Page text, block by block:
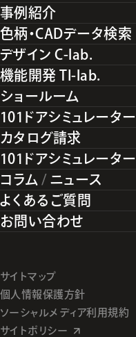
事例紹介
色柄・CADデータ検索
デザイン C-lab.
機能開発 TI-lab.
ショールーム
101ドアシミュレーター
カタログ請求
101ドアシミュレーター
コラム / ニュース
よくあるご質問
お問い合わせ
サイトマップ
個人情報保護方針
ソーシャルメディア利用規約
サイトポリシー